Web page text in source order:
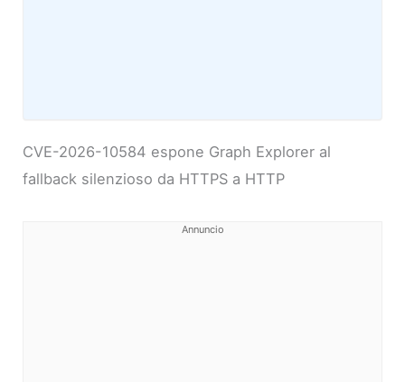
CVE-2026-10584 espone Graph Explorer al
fallback silenzioso da HTTPS a HTTP
Annuncio